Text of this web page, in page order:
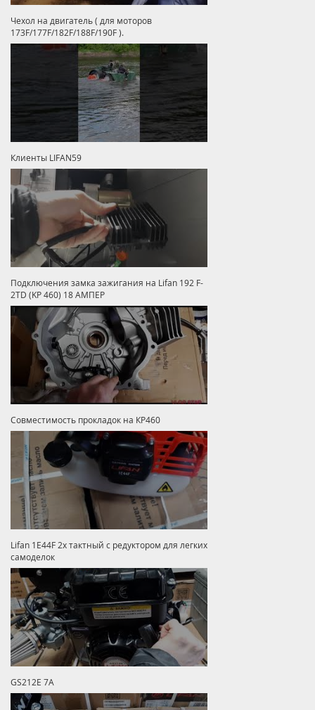
Чехол на двигатель ( для моторов
173F/177F/182F/188F/190F ).
Клиенты LIFAN59
Подключения замка зажигания на Lifan 192 F-
2TD (KP 460) 18 АМПЕР
Совместимость прокладок на КР460
Lifan 1E44F 2х тактный с редуктором для легких
самоделок
GS212E 7A